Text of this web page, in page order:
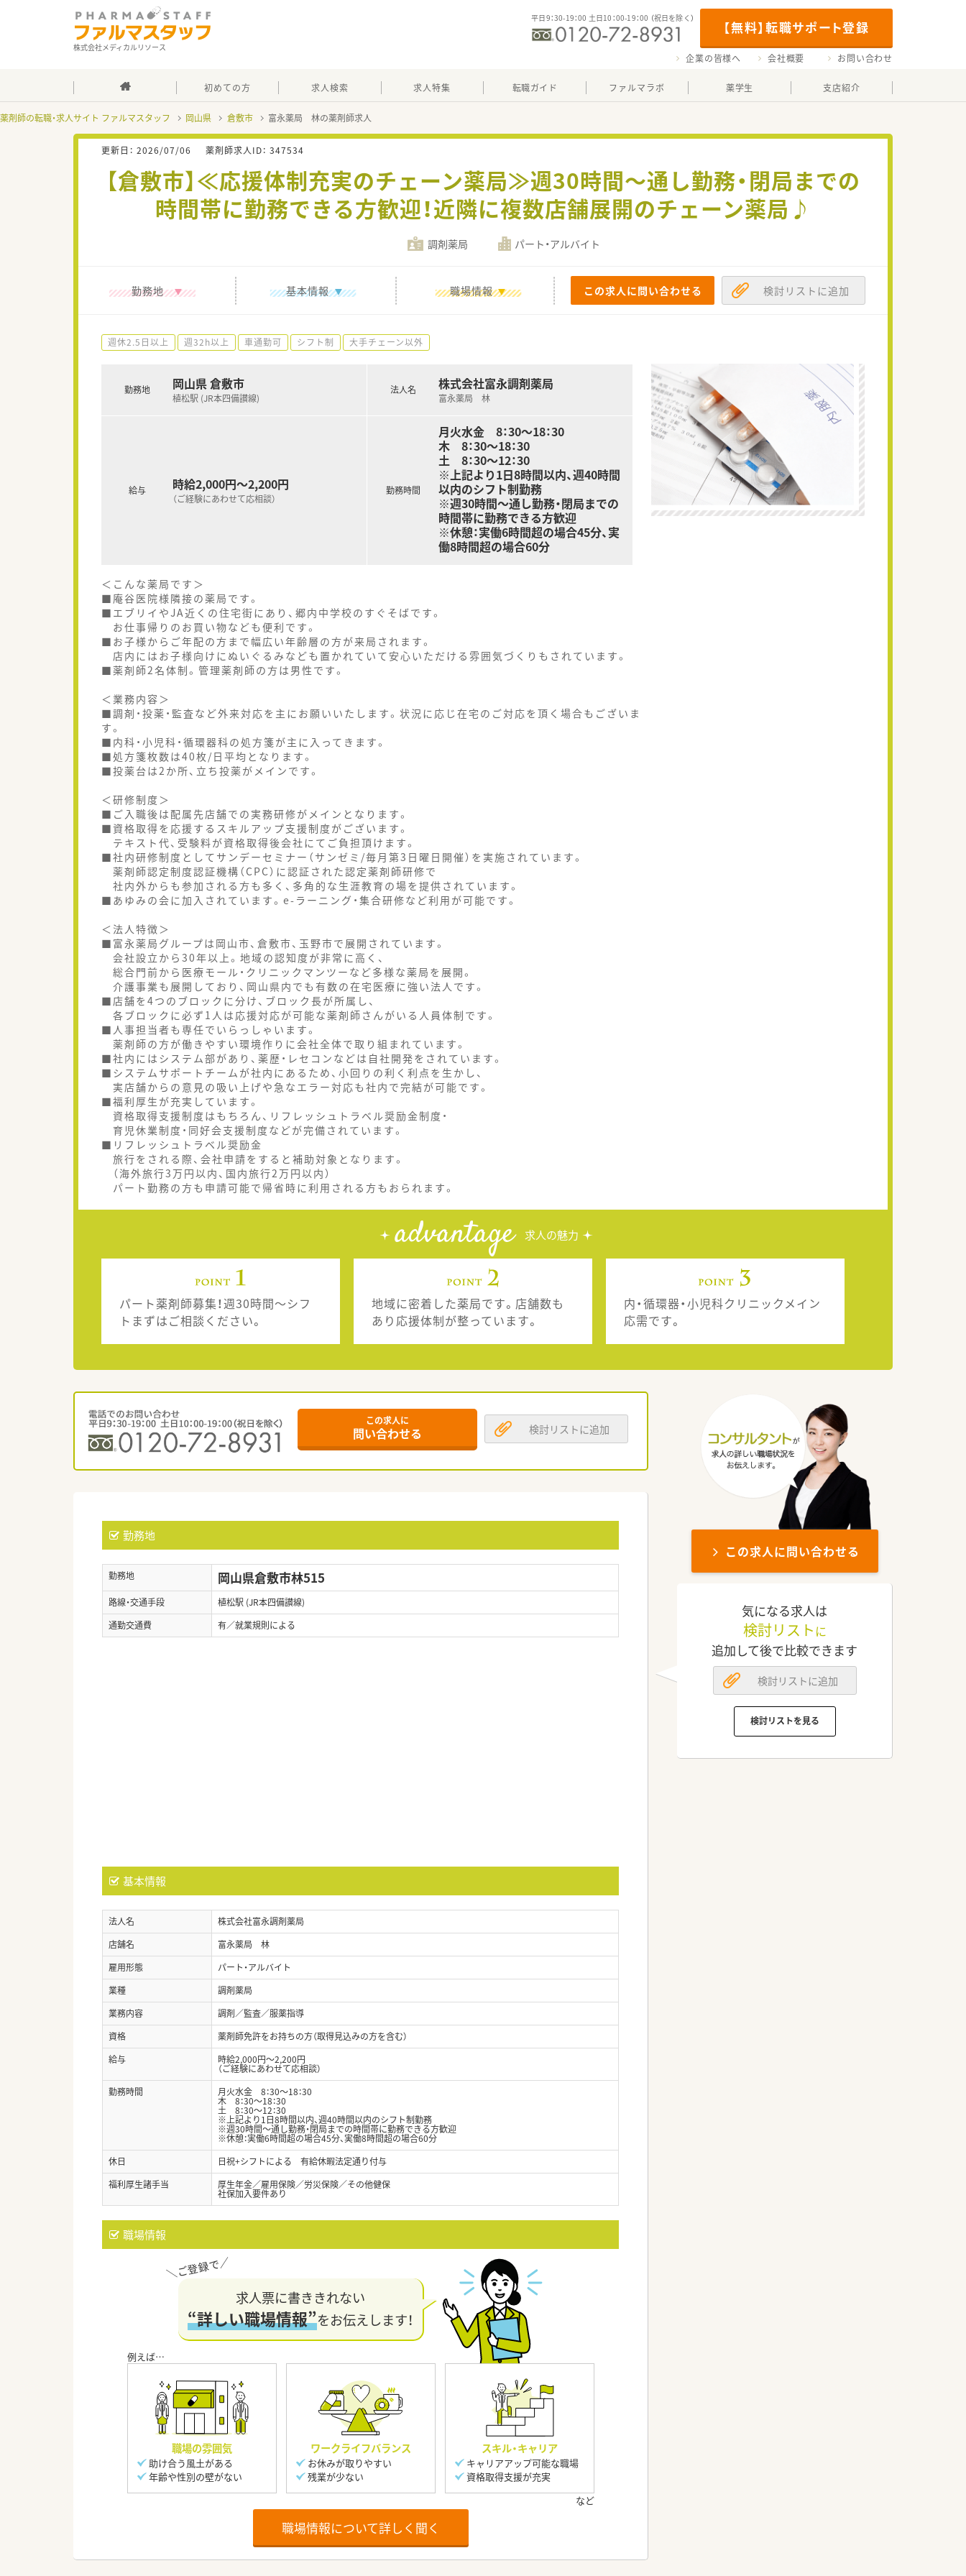
株式会社メディカルリソース
【無料】転職サポート登録
平日9：30-19：00 土日10：00-19：00 （祝日を除く）
企業の皆様へ 会社概要 お問い合わせ
初めての方 求人検索 求人特集 転職ガイド ファルマラボ 薬学生 支店紹介
薬剤師の転職・求人サイト ファルマスタッフ 岡山県 倉敷市 富永薬局 林の薬剤師求人
更新日： 2026/07/06 薬剤師求人ID： 347534
【倉敷市】≪応援体制充実のチェーン薬局≫週30時間～通し勤務・閉局までの
時間帯に勤務できる方歓迎！近隣に複数店舗展開のチェーン薬局♪
調剤薬局 パート・アルバイト
勤務地 基本情報 職場情報 この求人に問い合わせる 検討リストに追加
週休2.5日以上 週32h以上 車通勤可 シフト制 大手チェーン以外
勤務地 岡山県 倉敷市
植松駅 (JR本四備讃線)
給与 時給2,000円～2,200円
（ご経験にあわせて応相談）
法人名 株式会社富永調剤薬局
富永薬局 林
勤務時間
月火水金 8：30～18：30
木 8：30～18：30
土 8：30～12：30
※上記より1日8時間以内、週40時間
以内のシフト制勤務
※週30時間～通し勤務・閉局までの
時間帯に勤務できる方歓迎
※休憩：実働6時間超の場合45分、実
働8時間超の場合60分
＜こんな薬局です＞
■庵谷医院様隣接の薬局です。
■エブリイやJA近くの住宅街にあり、郷内中学校のすぐそばです。
お仕事帰りのお買い物なども便利です。
■お子様からご年配の方まで幅広い年齢層の方が来局されます。
店内にはお子様向けにぬいぐるみなども置かれていて安心いただける雰囲気づくりもされています。
■薬剤師2名体制。管理薬剤師の方は男性です。
＜業務内容＞
■調剤・投薬・監査など外来対応を主にお願いいたします。状況に応じ在宅のご対応を頂く場合もございま
す。
■内科・小児科・循環器科の処方箋が主に入ってきます。
■処方箋枚数は40枚/日平均となります。
■投薬台は2か所、立ち投薬がメインです。
＜研修制度＞
■ご入職後は配属先店舗での実務研修がメインとなります。
■資格取得を応援するスキルアップ支援制度がございます。
テキスト代、受験料が資格取得後会社にてご負担頂けます。
■社内研修制度としてサンデーセミナー（サンゼミ/毎月第3日曜日開催）を実施されています。
薬剤師認定制度認証機構（CPC）に認証された認定薬剤師研修で
社内外からも参加される方も多く、多角的な生涯教育の場を提供されています。
■あゆみの会に加入されています。e-ラーニング・集合研修など利用が可能です。
＜法人特徴＞
■富永薬局グループは岡山市、倉敷市、玉野市で展開されています。
会社設立から30年以上。地域の認知度が非常に高く、
総合門前から医療モール・クリニックマンツーなど多様な薬局を展開。
介護事業も展開しており、岡山県内でも有数の在宅医療に強い法人です。
■店舗を4つのブロックに分け、ブロック長が所属し、
各ブロックに必ず1人は応援対応が可能な薬剤師さんがいる人員体制です。
■人事担当者も専任でいらっしゃいます。
薬剤師の方が働きやすい環境作りに会社全体で取り組まれています。
■社内にはシステム部があり、薬歴・レセコンなどは自社開発をされています。
■システムサポートチームが社内にあるため、小回りの利く利点を生かし、
実店舗からの意見の吸い上げや急なエラー対応も社内で完結が可能です。
■福利厚生が充実しています。
資格取得支援制度はもちろん、リフレッシュトラベル奨励金制度・
育児休業制度・同好会支援制度などが完備されています。
■リフレッシュトラベル奨励金
旅行をされる際、会社申請をすると補助対象となります。
（海外旅行3万円以内、国内旅行2万円以内）
パート勤務の方も申請可能で帰省時に利用される方もおられます。
advantage 求人の魅力
パート薬剤師募集！週30時間～シフ
トまずはご相談ください。
地域に密着した薬局です。店舗数も
あり応援体制が整っています。
内・循環器・小児科クリニックメイン
応需です。
この求人に
問い合わせる 検討リストに追加
勤務地
勤務地 岡山県倉敷市林515
路線・交通手段
植松駅 (JR本四備讃線)
通勤交通費
有／就業規則による
基本情報
法人名
株式会社富永調剤薬局
店舗名
富永薬局 林
雇用形態
パート・アルバイト
業種
調剤薬局
業務内容
調剤／監査／服薬指導
資格
薬剤師免許をお持ちの方（取得見込みの方を含む）
給与
時給2,000円～2,200円
（ご経験にあわせて応相談）
勤務時間
月火水金 8：30～18：30
木 8：30～18：30
土 8：30～12：30
※上記より1日8時間以内、週40時間以内のシフト制勤務
※週30時間～通し勤務・閉局までの時間帯に勤務できる方歓迎
※休憩：実働6時間超の場合45分、実働8時間超の場合60分
休日
日祝+シフトによる 有給休暇法定通り付与
福利厚生諸手当
厚生年金／雇用保険／労災保険／その他健保
社保加入要件あり
職場情報
求人票に書ききれない
“詳しい職場情報”をお伝えします！
職場の雰囲気
助け合う風土がある
年齢や性別の壁がない
ワークライフバランス
お休みが取りやすい
残業が少ない
スキル・キャリア
キャリアアップ可能な職場
資格取得支援が充実
職場情報について詳しく聞く
この求人に問い合わせる
気になる求人は
検討リスト に
追加して後で比較できます
検討リストに追加
検討リストを見る